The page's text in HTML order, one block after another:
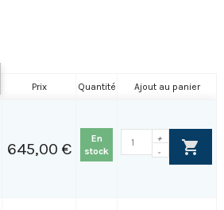
Prix Quantité Ajout au panier
645,00 €
En
stock
+
-